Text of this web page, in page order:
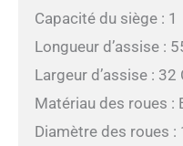
Capacité du siège : 1
Longueur d’assise :
Largeur d’assise :
Matériau des roues :
Diamètre des roues :